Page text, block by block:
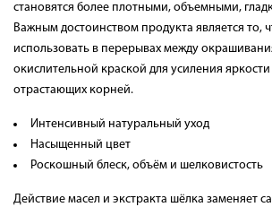
становятся более плотными, объемными,
Важным достоинством продукта является то,
использовать в перерывах между
окислительной краской для усиления
отрастающих корней.
Интенсивный натуральный уход
Насыщенный цвет
Роскошный блеск, объём и шелковистость
Действие масел и экстракта шёлка заменяет